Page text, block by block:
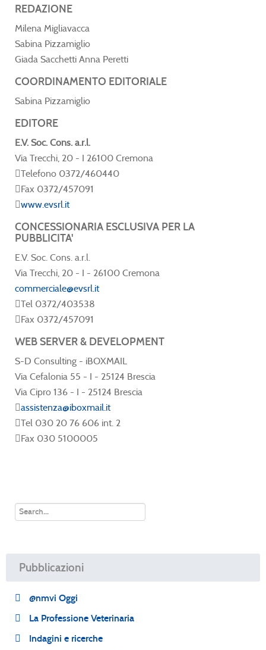
REDAZIONE
Milena Migliavacca
Sabina Pizzamiglio
Giada Sacchetti Anna Peretti
COORDINAMENTO EDITORIALE
Sabina Pizzamiglio
EDITORE
E.V. Soc. Cons. a.r.l.
Via Trecchi, 20 - I 26100 Cremona
Telefono 0372/460440
Fax 0372/457091
www.evsrl.it
CONCESSIONARIA ESCLUSIVA PER LA
PUBBLICITA'
E.V. Soc. Cons. a.r.l.
Via Trecchi, 20 - I - 26100 Cremona
commerciale@evsrl.it
Tel 0372/403538
Fax 0372/457091
WEB SERVER & DEVELOPMENT
S-D Consulting - iBOXMAIL
Via Cefalonia 55 - I - 25124 Brescia
Via Cipro 136 - I - 25124 Brescia
assistenza@iboxmail.it
Tel 030 20 76 606 int. 2
Fax 030 5100005
Pubblicazioni
@nmvi Oggi
La Professione Veterinaria
Indagini e ricerche